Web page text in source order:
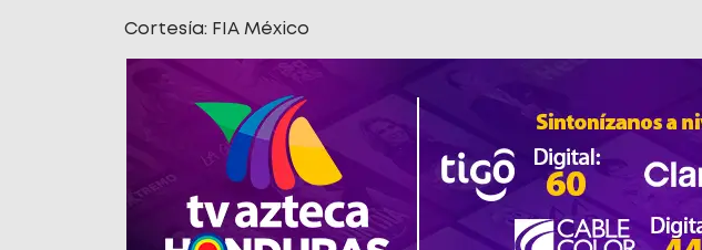
Cortesía: FIA México